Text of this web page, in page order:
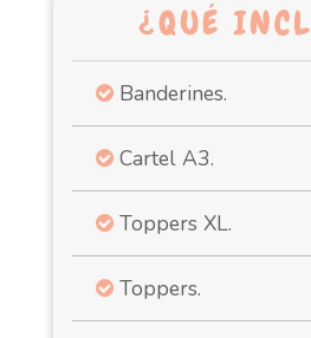
¿QUÉ
Banderines.
Cartel A3.
Toppers XL.
Toppers.